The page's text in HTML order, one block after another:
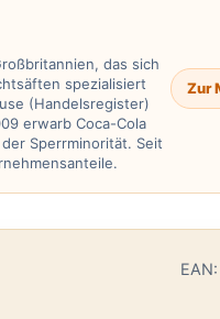
das sich
spezialisiert
(Handelsregister)
erwarb Coca-Cola
Sperrminorität. Seit
Zur